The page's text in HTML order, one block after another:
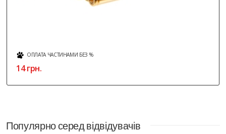
ОПЛАТА ЧАСТИНАМИ БЕЗ %
14 грн.
Популярно серед відвідувачів